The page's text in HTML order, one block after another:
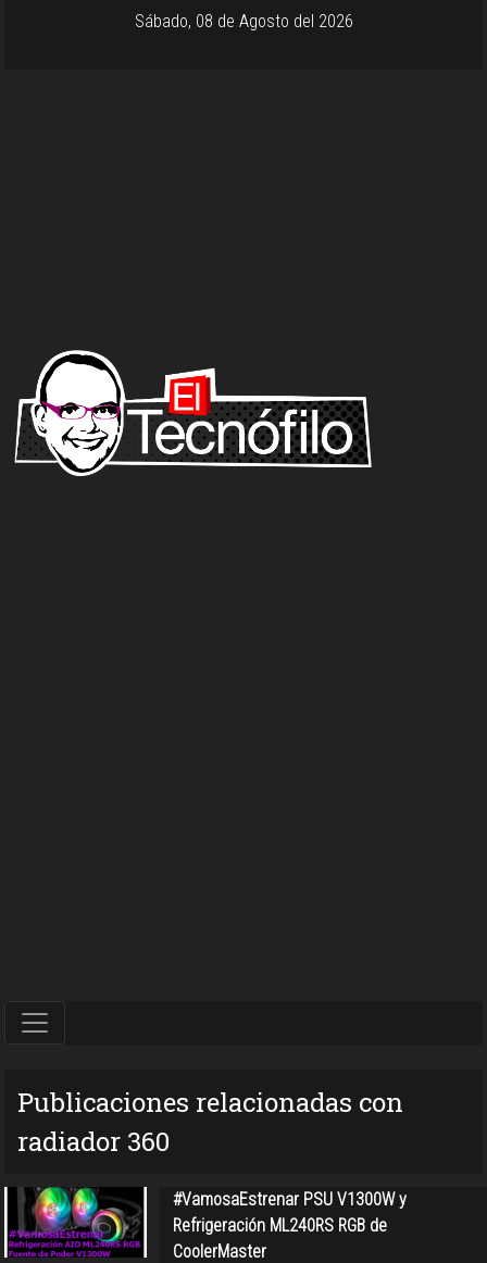
Sábado, 08 de Agosto del 2026
Publicaciones relacionadas con
radiador 360
#VamosaEstrenar PSU V1300W y
Refrigeración ML240RS RGB de
CoolerMaster